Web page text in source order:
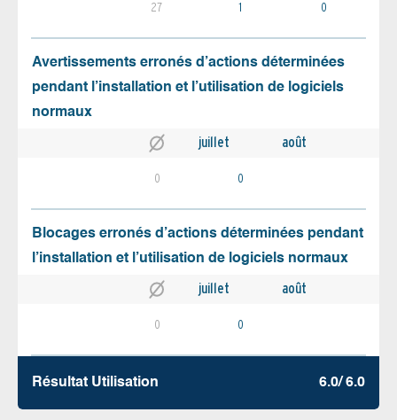
27 1 0
Avertissements erronés d’actions déterminées
pendant l’installation et l’utilisation de logiciels
normaux
juillet août
0 0
Blocages erronés d’actions déterminées pendant
l’installation et l’utilisation de logiciels normaux
juillet août
0 0
Résultat Utilisation 6.0/ 6.0